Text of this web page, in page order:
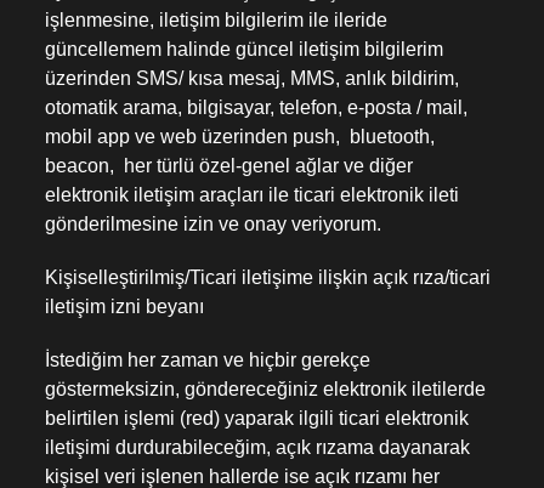
işlenmesine, iletişim bilgilerim ile ileride
güncellemem halinde güncel iletişim bilgilerim
üzerinden SMS/ kısa mesaj, MMS, anlık bildirim,
otomatik arama, bilgisayar, telefon, e-posta / mail,
mobil app ve web üzerinden push, bluetooth,
beacon, her türlü özel-genel ağlar ve diğer
elektronik iletişim araçları ile ticari elektronik ileti
gönderilmesine izin ve onay veriyorum.
Kişiselleştirilmiş/Ticari iletişime ilişkin açık rıza/ticari
iletişim izni beyanı
İstediğim her zaman ve hiçbir gerekçe
göstermeksizin, göndereceğiniz elektronik iletilerde
belirtilen işlemi (red) yaparak ilgili ticari elektronik
iletişimi durdurabileceğim, açık rızama dayanarak
kişisel veri işlenen hallerde ise açık rızamı her